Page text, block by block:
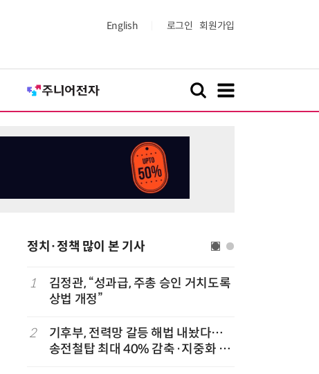
English 로그인 회원가입
정치·정책 많이 본 기사
1
김정관, “성과급, 주총 승인 거치도록
상법 개정”
2
기후부, 전력망 갈등 해법 내놨다…
송전철탑 최대 40% 감축·지중화 확